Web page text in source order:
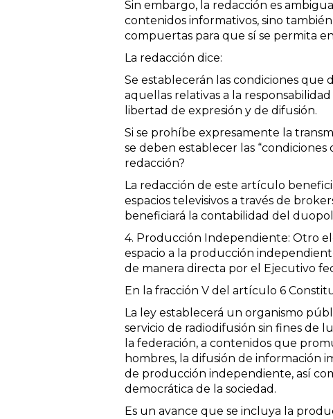
Sin embargo, la redacción es
contenidos informativos, sino
compuertas para que sí se permita
La redacción dice:
Se establecerán las condiciones que
aquellas relativas a la
libertad de expresión y de difusión.
Si se prohíbe expresamente la
se deben establecer las
redacción?
La redacción de este artículo
espacios televisivos a través de
beneficiará la contabilidad del
4. Producción Independiente: Otro
espacio a la producción
de manera directa por el Ejecutivo
En la fracción V del artículo 6
La ley establecerá un organismo
servicio de radiodifusión sin fines de
la federación, a contenidos que
hombres, la difusión de información
de producción independiente, así
democrática de la sociedad.
Es un avance que se incluya la